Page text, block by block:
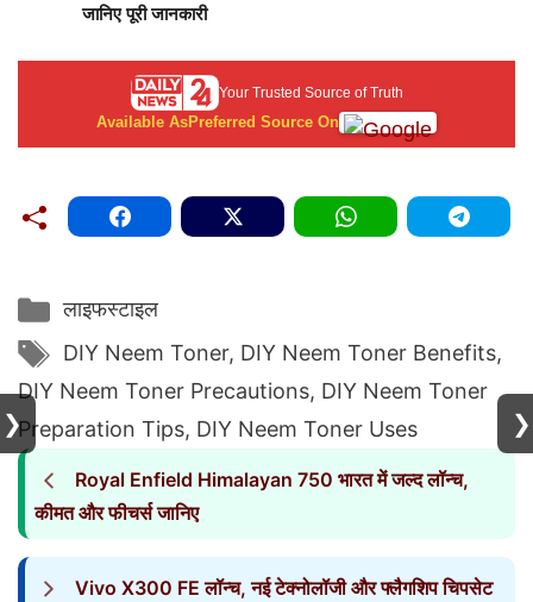
जानिए पूरी जानकारी
Your Trusted Source of Truth
Available AsPreferred Source On
Categories
लाइफस्टाइल
Tags
DIY Neem Toner, DIY Neem Toner Benefits,
DIY Neem Toner Precautions, DIY Neem Toner
Preparation Tips, DIY Neem Toner Uses
Royal Enfield Himalayan 750 भारत में जल्द लॉन्च,
कीमत और फीचर्स जानिए
Vivo X300 FE लॉन्च, नई टेक्नोलॉजी और फ्लैगशिप चिपसेट
❯ ❯